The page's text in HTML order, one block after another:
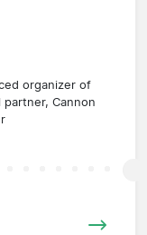
organizer of
Cannon